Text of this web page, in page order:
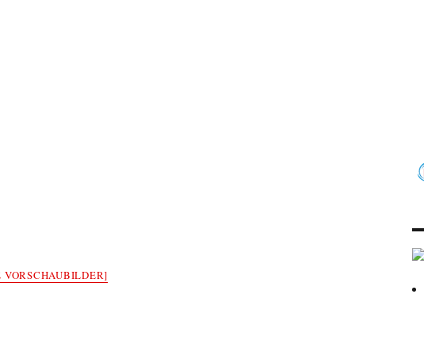
VORSCHAUBILDER]